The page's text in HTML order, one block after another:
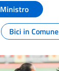
Ministro
Bici in Comune